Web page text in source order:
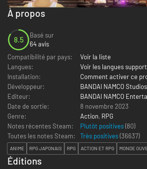
À propos
8.5
Basé sur
64 avis
Compatibilité par pays:
Voir la liste
Langues:
Voir les langues
Installation:
Comment activer ce
Développeur:
BANDAI NAMCO
Editeur:
BANDAI NAMCO
Date de sortie:
8 novembre 2023
Genre:
Action, RPG
Notes récentes Steam:
Plutôt positives(80)
Toutes les notes Steam:
Très positives(36637)
ANIME RPG JAPONAIS RPG ACTION ET RPG MONDE
Éditions